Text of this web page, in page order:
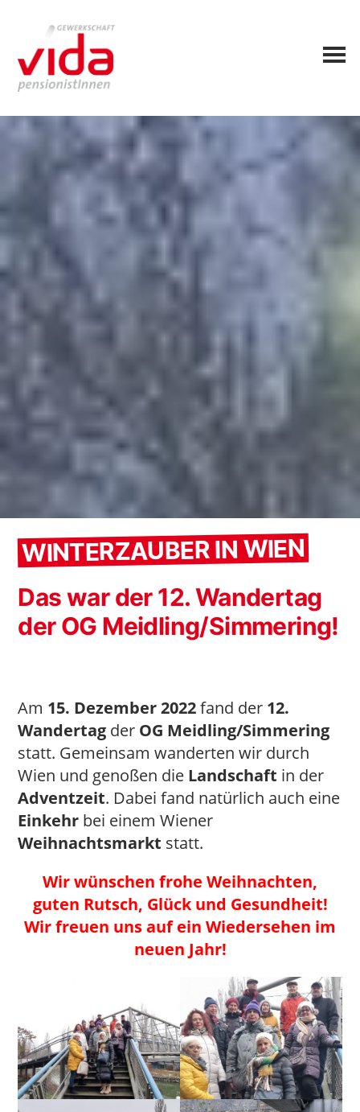
WINTERZAUBER IN WIEN
Das war der 12. Wandertag
der OG Meidling/Simmering!
Am 15. Dezember 2022fand der 12.
Wandertag der OG Meidling/Simmering
statt. Gemeinsam wanderten wir durch
Wien und genoßen die Landschaft in der
Adventzeit. Dabei fand natürlich auch eine
Einkehr bei einem Wiener
Weihnachtsmarkt statt.
Wir wünschen frohe Weihnachten,
guten Rutsch, Glück und Gesundheit!
Wir freuen uns auf ein Wiedersehen im
neuen Jahr!